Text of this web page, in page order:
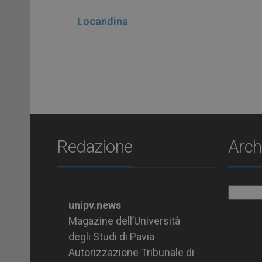
Locandina
Redazione
unipv.news
Magazine dell’Università
degli Studi di Pavia
Autorizzazione Tribunale di